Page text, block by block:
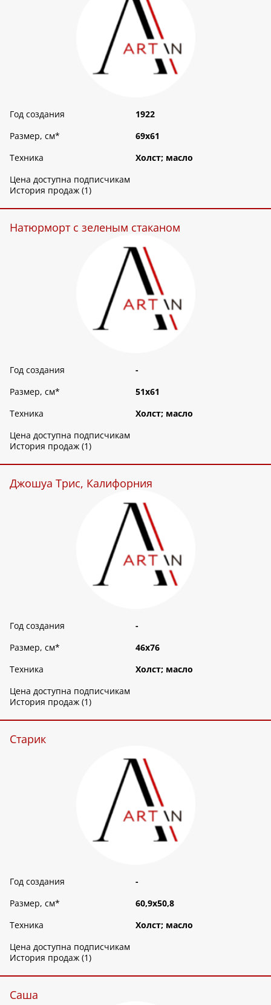
Год создания
1922
Размер, см*
69х61
Техника
Холст; масло
Цена доступна подписчикам
История продаж (1)
Натюрморт с зеленым стаканом
Год создания
-
Размер, см*
51х61
Техника
Холст; масло
Цена доступна подписчикам
История продаж (1)
Джошуа Трис, Калифорния
Год создания
-
Размер, см*
46х76
Техника
Холст; масло
Цена доступна подписчикам
История продаж (1)
Старик
Год создания
-
Размер, см*
60,9х50,8
Техника
Холст; масло
Цена доступна подписчикам
История продаж (1)
Саша